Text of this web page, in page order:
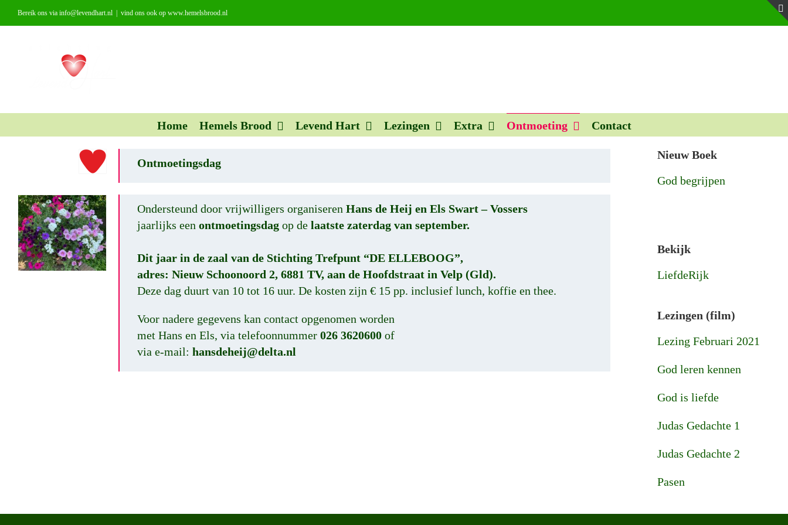
naar
Bereik ons via info@levendhart.nl vind ons ook op www.hemelsbrood.nl
Home Hemels Brood Levend Hart Lezingen Extra Ontmoeting Contact
Ontmoetingsdag
Ondersteund door vrijwilligers organiseren Hans de Heij en Els Swart – Vossers
jaarlijks een ontmoetingsdagop de laatste zaterdag van september.
Dit jaar in de zaal van de Stichting Trefpunt “DE ELLEBOOG”,
adres: Nieuw Schoonoord 2, 6881 TV, aan de Hoofdstraat in Velp (Gld).
Deze dag duurt van 10 tot 16 uur. De kosten zijn € 15 pp. inclusief lunch, koffie en thee.
Voor nadere gegevens kan contact opgenomen worden
met Hans en Els, via telefoonnummer 026 3620600 of
via e-mail: hansdeheij@delta.nl
Nieuw Boek
God begrijpen
Bekijk
LiefdeRijk
Lezingen (film)
Lezing Februari 2021
God leren kennen
God is liefde
Judas Gedachte 1
Judas Gedachte 2
Pasen